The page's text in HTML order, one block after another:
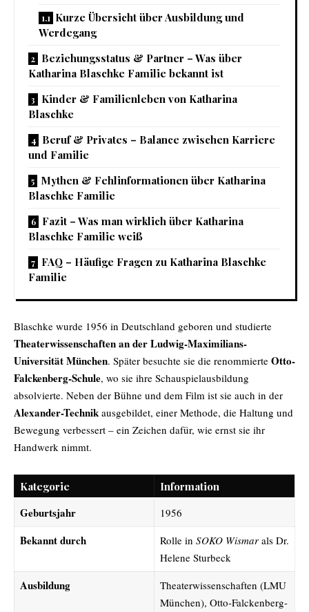
Kurze Übersicht über Ausbildung und
Werdegang
Beziehungsstatus & Partner – Was über
Katharina Blaschke Familie bekannt ist
Kinder & Familienleben von Katharina
Blaschke
Beruf & Privates – Balance zwischen Karriere
und Familie
Mythen & Fehlinformationen über Katharina
Blaschke Familie
Fazit – Was man wirklich über Katharina
Blaschke Familie weiß
FAQ – Häufige Fragen zu Katharina Blaschke
Familie
Blaschke wurde 1956 in Deutschland geboren und studierte
Theaterwissenschaften an der Ludwig-Maximilians-
Universität München. Später besuchte sie die renommierte Otto-
Falckenberg-Schule, wo sie ihre Schauspielausbildung
absolvierte. Neben der Bühne und dem Film ist sie auch in der
Alexander-Technik ausgebildet, einer Methode, die Haltung und
Bewegung verbessert – ein Zeichen dafür, wie ernst sie ihr
Handwerk nimmt.
Kategorie Information
Geburtsjahr 1956
Bekannt durch Rolle in SOKO Wismarals Dr.
Helene Sturbeck
Ausbildung
Theaterwissenschaften (LMU
München), Otto-Falckenberg-